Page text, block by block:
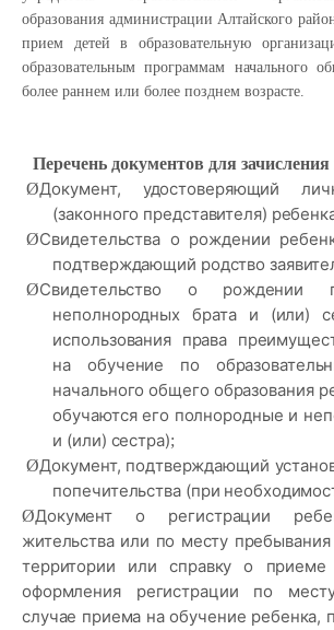
образования администрации Алтайского
прием детей в образовательную
образовательным программам начального
более раннем или более позднем возрасте.
Перечень документов для
ØДокумент, удостоверяющий
(законного представителя)
ØСвидетельства о рождении
подтверждающий родство
ØСвидетельство о рождении
неполнородных брата и (или)
использования права
на обучение по
начального общего образования
обучаются его полнородные и
и (или) сестра);
ØДокумент, подтверждающий
попечительства (при
ØДокумент о регистрации
жительства или по месту
территории или справку о приеме
оформления регистрации по
случае приема на обучение ребенка,